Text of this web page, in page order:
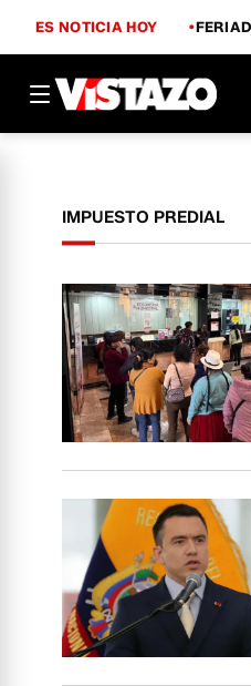
ES NOTICIA HOY
IMPUESTO PREDIAL